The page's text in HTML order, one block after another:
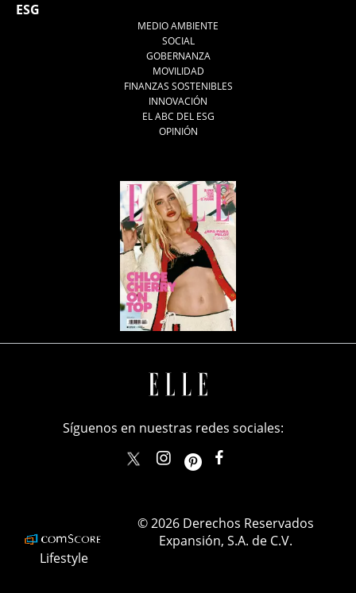
ESG
MEDIO AMBIENTE
SOCIAL
GOBERNANZA
MOVILIDAD
FINANZAS SOSTENIBLES
INNOVACIÓN
EL ABC DEL ESG
OPINIÓN
Síguenos en nuestras redes sociales:
elle_mexicoellemexico
Lifestyle
© 2026 Derechos Reservados
Expansión, S.A. de C.V.